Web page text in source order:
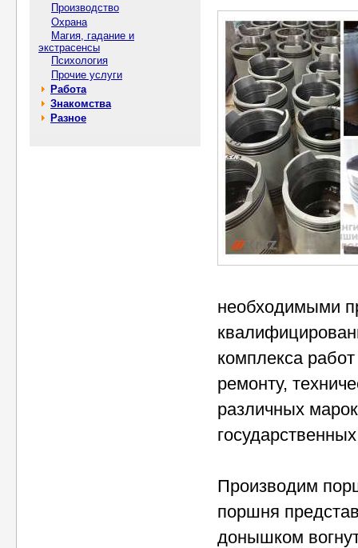
Производство
Охрана
Магия, гадание и
экстрасенсы
Психология
Прочие услуги
Работа
Знакомства
Разное
необходимыми
комплекса
ремонту,
различных
Производим
поршня
донышком